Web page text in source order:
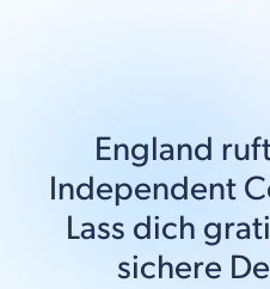
England
Independent
Lass dich
sichere